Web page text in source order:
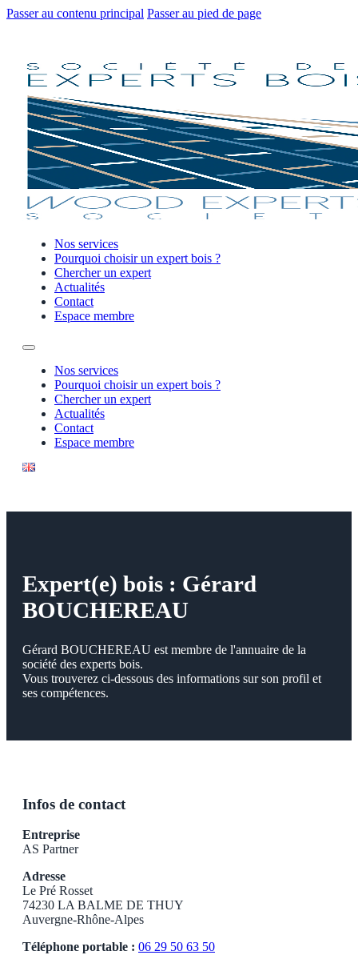
Passer au contenu principal Passer au pied de page
Nos services
Pourquoi choisir un expert bois ?
Chercher un expert
Actualités
Contact
Espace membre
Nos services
Pourquoi choisir un expert bois ?
Chercher un expert
Actualités
Contact
Espace membre
Expert(e) bois : Gérard
BOUCHEREAU
Gérard BOUCHEREAU est membre de l'annuaire de la
société des experts bois.
Vous trouverez ci-dessous des informations sur son profil et
ses compétences.
Infos de contact
Entreprise
AS Partner
Adresse
Le Pré Rosset
74230 LA BALME DE THUY
Auvergne-Rhône-Alpes
Téléphone portable : 06 29 50 63 50